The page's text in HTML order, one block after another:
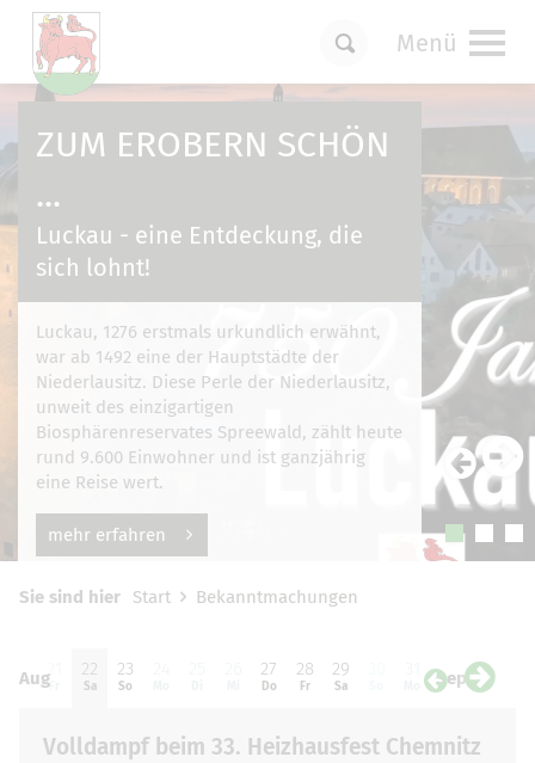
Menü
ZUM EROBERN SCHÖN
...
Luckau - eine Entdeckung, die
sich lohnt!
Luckau, 1276 erstmals urkundlich erwähnt,
war ab 1492 eine der Hauptstädte der
Niederlausitz. Diese Perle der Niederlausitz,
unweit des einzigartigen
Biosphärenreservates Spreewald, zählt heute
rund 9.600 Einwohner und ist ganzjährig
eine Reise wert.
mehr erfahren
Sie sind hier Start Bekanntmachungen
20
Do
21
Fr
22
Sa
23
So
27
Do
28
Fr
29
Sa Sep 01
Di
Aug
Volldampf beim 33. Heizhausfest Chemnitz
Um Einstellungen zur Barrierefreiheit
für funktionale Cookiesin den Cookie-